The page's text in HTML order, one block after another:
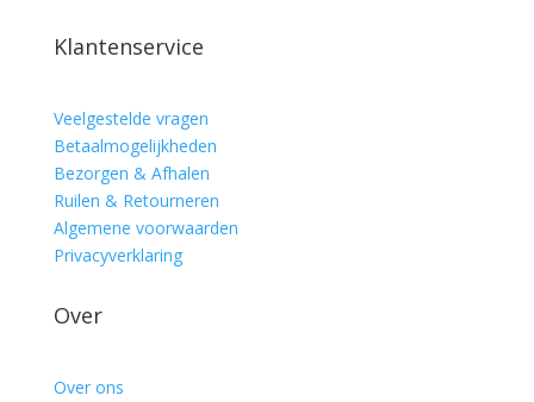
Klantenservice
Veelgestelde vragen
Betaalmogelijkheden
Bezorgen & Afhalen
Ruilen & Retourneren
Algemene voorwaarden
Privacyverklaring
Over
Over ons